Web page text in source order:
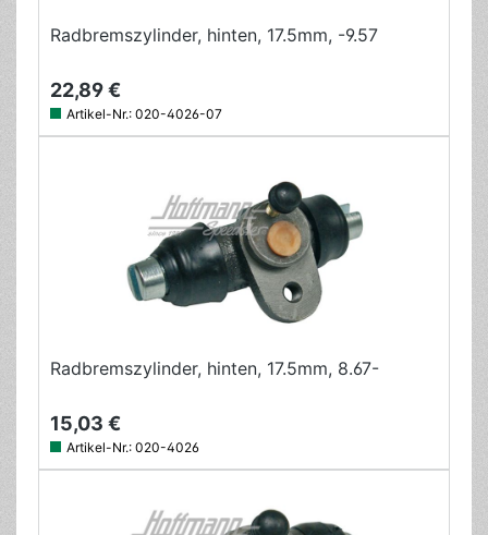
Radbremszylinder, hinten, 17.5mm, -9.57
22,89 €
Artikel-Nr.: 020-4026-07
Radbremszylinder, hinten, 17.5mm, 8.67-
15,03 €
Artikel-Nr.: 020-4026